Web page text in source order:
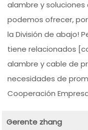
alambre y
podemos ofrecer,
la División de abajo!
tiene relacionados
alambre y cable de
necesidades de
Cooperación
Gerente zhang